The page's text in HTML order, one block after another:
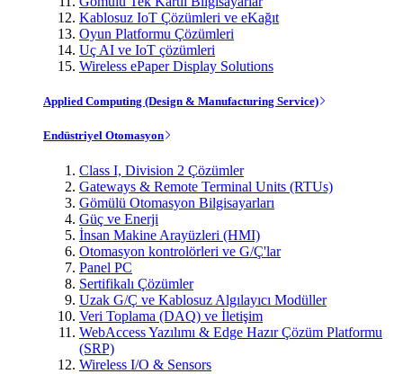
Kablosuz IoT Çözümleri ve eKağıt
Oyun Platformu Çözümleri
Uç AI ve IoT çözümleri
Wireless ePaper Display Solutions
Applied Computing (Design & Manufacturing Service)
Endüstriyel Otomasyon
Class I, Division 2 Çözümler
Gateways & Remote Terminal Units (RTUs)
Gömülü Otomasyon Bilgisayarları
Güç ve Enerji
İnsan Makine Arayüzleri (HMI)
Otomasyon kontrolörleri ve G/Ç'lar
Panel PC
Sertifikalı Çözümler
Uzak G/Ç ve Kablosuz Algılayıcı Modüller
Veri Toplama (DAQ) ve İletişim
WebAccess Yazılımı & Edge Hazır Çözüm Platformu
(SRP)
Wireless I/O & Sensors